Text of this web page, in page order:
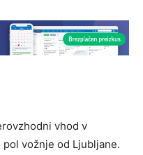
vhod v
vožnje od Ljubljane.